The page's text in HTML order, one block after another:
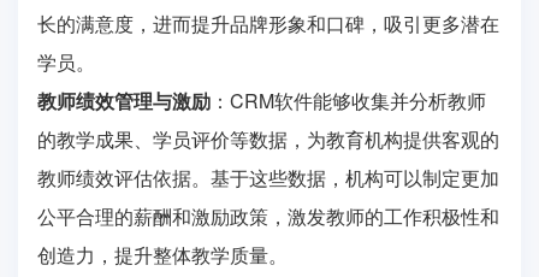
长的满意度，进而提升品牌形象和口碑，吸引更多潜在
学员。
教师绩效管理与激励 ：CRM软件能够收集并分析教师
的教学成果、学员评价等数据，为教育机构提供客观的
教师绩效评估依据。基于这些数据，机构可以制定更加
公平合理的薪酬和激励政策，激发教师的工作积极性和
创造力，提升整体教学质量。